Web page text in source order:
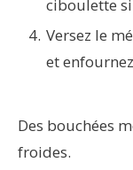
ciboulette si
Versez le
et
Des bouchées
froides.